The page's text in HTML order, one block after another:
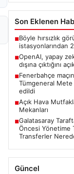
Son Eklenen
■Böyle hırsızlık
istasyonlarından
■OpenAI, yapay
dışına çıktığını
■Fenerbahçe
Tümgeneral
edildi
■Açık Hava
Mekanları
■Galatasaray
Öncesi Yönetime
Transferler
Güncel